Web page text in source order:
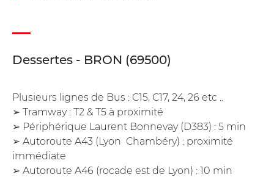
Dessertes - BRON (69500)
Plusieurs lignes de Bus : C15, C17, 24, 26 etc ..
➢ Tramway : T2 & T5 à proximité
➢ Périphérique Laurent Bonnevay (D383) : 5 min
➢ Autoroute A43 (Lyon  Chambéry) : proximité
immédiate
➢ Autoroute A46 (rocade est de Lyon) : 10 min